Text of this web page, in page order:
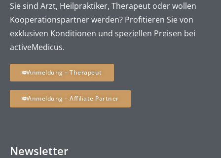
Sie sind Arzt, Heilpraktiker, Therapeut oder wollen
Kooperationspartner werden? Profitieren Sie von
exklusiven Konditionen und speziellen Preisen bei
activeMedicus.
Anmeldung – Therapeut
Anmeldung – Affiliate Partner
Newsletter